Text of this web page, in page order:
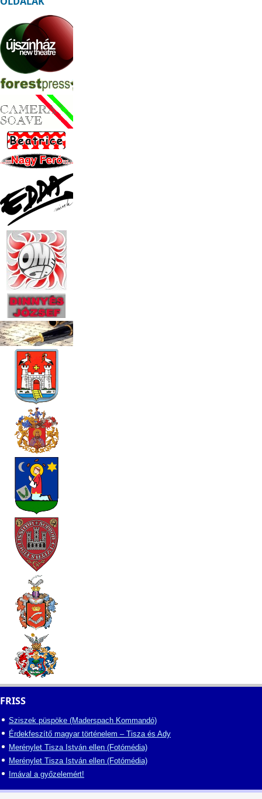
FRISS
Sziszek püspöke (Maderspach Kommandó)
Érdekfeszítő magyar történelem – Tisza és Ady
Merénylet Tisza István ellen (Fotómédia)
Merénylet Tisza István ellen (Fotómédia)
Imával a győzelemért!